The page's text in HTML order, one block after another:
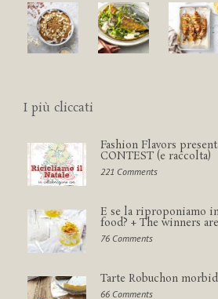
I più cliccati
Fashion Flavors
CONTEST (e raccolta)
221 Comments
E se la riproponiamo
food? + The winners
76 Comments
Tarte Robuchon
66 Comments